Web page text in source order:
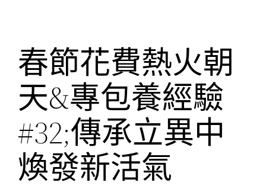
春節花費熱火朝
天&專包養經驗
#32;傳承立異中
煥發新活氣